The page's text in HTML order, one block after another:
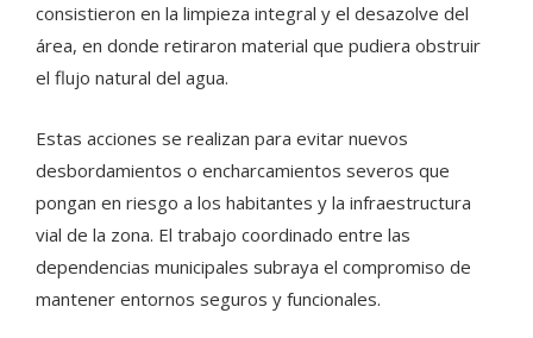
consistieron en la limpieza integral y el desazolve del
área, en donde retiraron material que pudiera obstruir
el flujo natural del agua.
Estas acciones se realizan para evitar nuevos
desbordamientos o encharcamientos severos que
pongan en riesgo a los habitantes y la infraestructura
vial de la zona. El trabajo coordinado entre las
dependencias municipales subraya el compromiso de
mantener entornos seguros y funcionales.